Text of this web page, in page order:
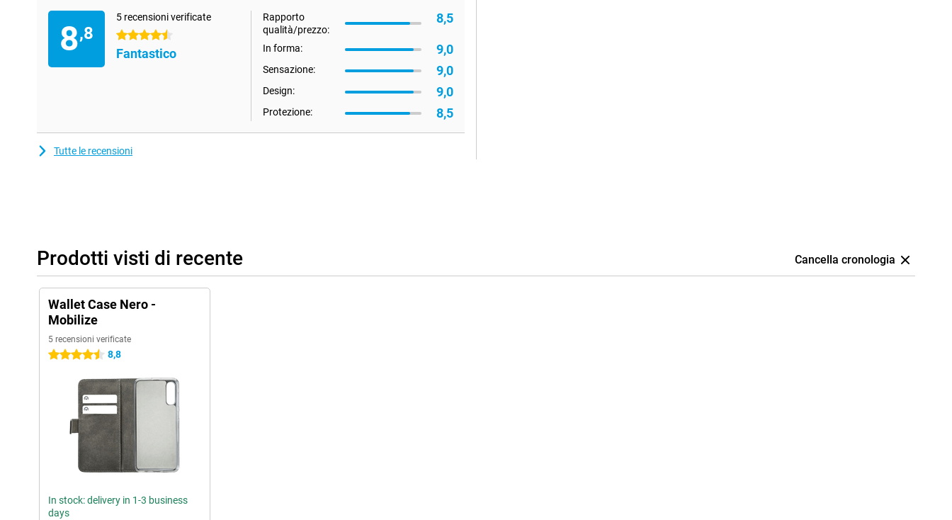
8,8
5 recensioni verificate
4.5 stelle
Fantastico
Rapporto
qualità/prezzo:
8,5
In forma: 9,0
Sensazione: 9,0
Design: 9,0
Protezione: 8,5
Tutte le recensioni
Prodotti visti di recente Cancella cronologia
Wallet Case Nero -
Mobilize
5 recensioni verificate
4.5 stelle 8,8
In stock: delivery in 1-3 business
days